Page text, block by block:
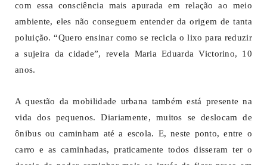
com essa consciência mais apurada em relação ao meio
ambiente, eles não conseguem entender da origem de tanta
poluição. “Quero ensinar como se recicla o lixo para reduzir
a sujeira da cidade”, revela Maria Eduarda Victorino, 10
anos.
A questão da mobilidade urbana também está presente na
vida dos pequenos. Diariamente, muitos se deslocam de
ônibus ou caminham até a escola. E, neste ponto, entre o
carro e as caminhadas, praticamente todos disseram ter o